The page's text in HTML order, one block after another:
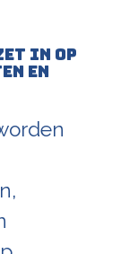
in op
en